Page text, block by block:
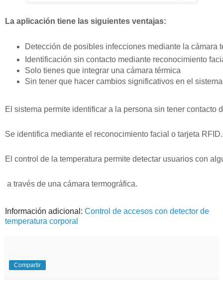
La aplicación tiene las siguientes ventajas:
Detección de posibles infecciones mediante la cámara
Identificación sin contacto mediante reconocimiento
Solo tienes que integrar una cámara térmica
Sin tener que hacer cambios significativos en el
El sistema permite identificar a la persona sin tener contacto
Se identifica mediante el reconocimiento facial o tarjeta
El control de la temperatura permite detectar usuarios con
a través de una cámara termográfica.
Información adicional: Control de accesos con detector de
temperatura corporal
Compartir